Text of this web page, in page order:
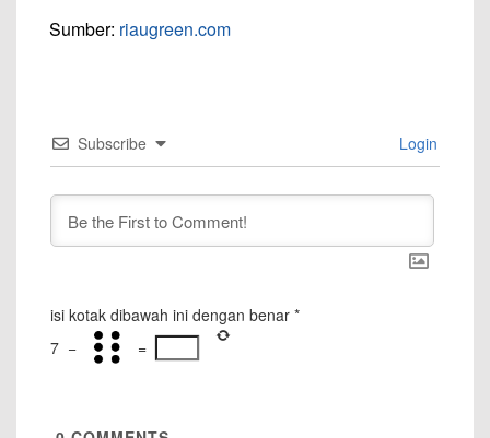
Sumber: riaugreen.com
Subscribe Login
isi kotak dibawah ini dengan benar *
7 − =